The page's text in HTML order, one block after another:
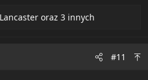
Lancaster oraz 3 innych
#11